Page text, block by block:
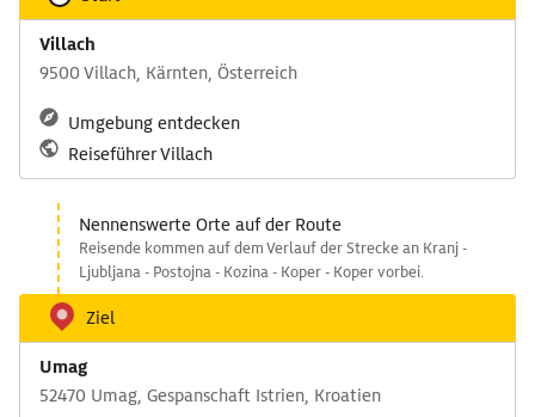
Villach
9500 Villach, Kärnten, Österreich
Umgebung entdecken
Reiseführer Villach
Nennenswerte Orte auf der Route
Reisende kommen auf dem Verlauf der Strecke an Kranj -
Ljubljana - Postojna - Kozina - Koper - Koper vorbei.
Ziel
Umag
52470 Umag, Gespanschaft Istrien, Kroatien